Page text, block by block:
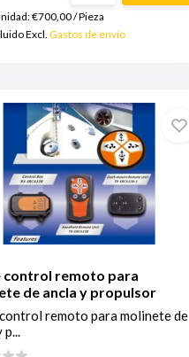
€700,00/Pieza
Excl. Gastos de envío
control remoto para
de ancla y propulsor
remoto para molinete de
p...